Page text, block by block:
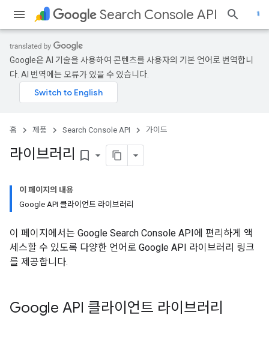
Search Console API
Google은 AI 기술을 사용하여 콘텐츠를 사용자의 기본 언어로 번역합니
다. AI 번역에는 오류가 있을 수 있습니다.
홈 제품 Search Console API 가이드
라이브러리 bookmark_border
이 페이지의 내용
Google API 클라이언트 라이브러리
이 페이지에서는 Google Search Console API에 편리하게 액
세스할 수 있도록 다양한 언어로 Google API 라이브러리 링크
를 제공합니다.
Google API 클라이언트 라이브러리